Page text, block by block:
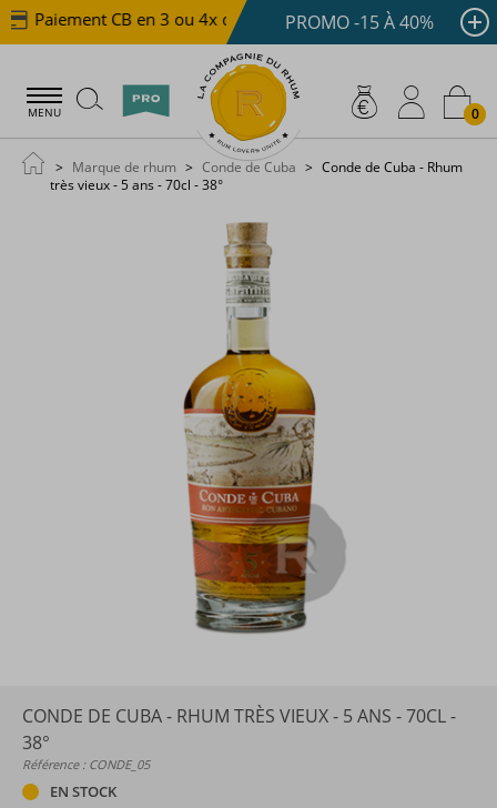
Paiement CB en 3 ou 4x dès 100 € Livraison offerte
PROMO -15 À 40%
MENU 0
Marque de rhum Conde de Cuba
Conde de Cuba - Rhum
très vieux - 5 ans - 70cl - 38°
CONDE DE CUBA - RHUM TRÈS VIEUX - 5 ANS - 70CL -
38°
Référence : CONDE_05
EN STOCK